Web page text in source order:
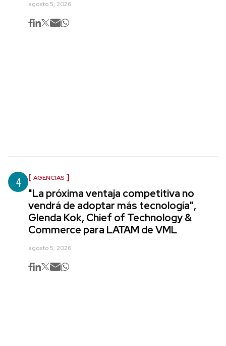
agosto 5, 2026
4 AGENCIAS
"La próxima ventaja competitiva no
vendrá de adoptar más tecnología",
Glenda Kok, Chief of Technology &
Commerce para LATAM de VML
agosto 5, 2026